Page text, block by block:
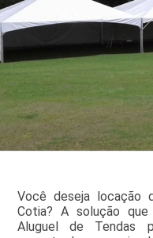
Você deseja locação
Cotia? A solução
Aluguel de Tendas